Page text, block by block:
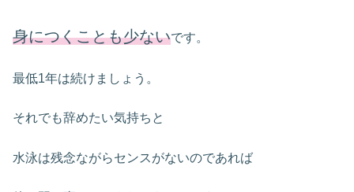
身につくことも少ないです。
最低1年は続けましょう。
それでも辞めたい気持ちと
水泳は残念ながらセンスがないのであれば